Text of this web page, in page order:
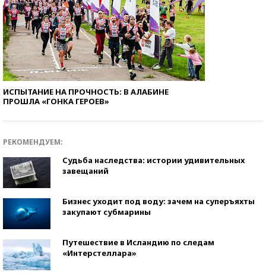
ИСПЫТАНИЕ НА ПРОЧНОСТЬ: В АЛАБИНЕ
ПРОШЛА «ГОНКА ГЕРОЕВ»
РЕКОМЕНДУЕМ:
Судьба наследства: истории удивительных
завещаний
Бизнес уходит под воду: зачем на суперъяхты
закупают субмарины
Путешествие в Исландию по следам
«Интерстеллара»